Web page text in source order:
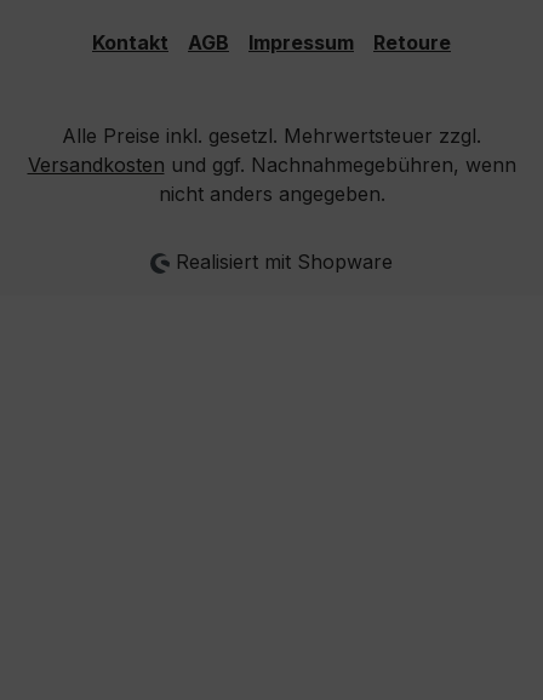
Kontakt AGB Impressum Retoure
Alle Preise inkl. gesetzl. Mehrwertsteuer zzgl.
Versandkosten und ggf. Nachnahmegebühren, wenn
nicht anders angegeben.
Realisiert mit Shopware